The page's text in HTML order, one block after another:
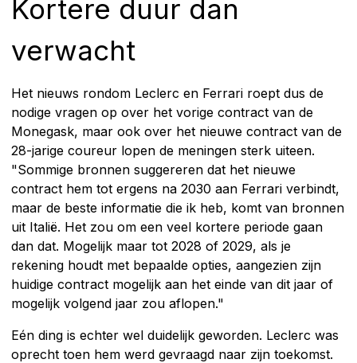
Kortere duur dan
verwacht
Het nieuws rondom Leclerc en Ferrari roept dus de
nodige vragen op over het vorige contract van de
Monegask, maar ook over het nieuwe contract van de
28-jarige coureur lopen de meningen sterk uiteen.
"Sommige bronnen suggereren dat het nieuwe
contract hem tot ergens na 2030 aan Ferrari verbindt,
maar de beste informatie die ik heb, komt van bronnen
uit Italië. Het zou om een veel kortere periode gaan
dan dat. Mogelijk maar tot 2028 of 2029, als je
rekening houdt met bepaalde opties, aangezien zijn
huidige contract mogelijk aan het einde van dit jaar of
mogelijk volgend jaar zou aflopen."
Eén ding is echter wel duidelijk geworden. Leclerc was
oprecht toen hem werd gevraagd naar zijn toekomst.